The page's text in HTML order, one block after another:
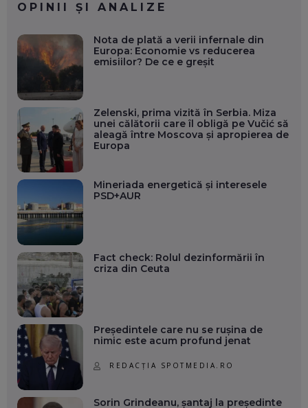
OPINII ȘI ANALIZE
Nota de plată a verii infernale din
Europa: Economie vs reducerea
emisiilor? De ce e greșit
Zelenski, prima vizită în Serbia. Miza
unei călătorii care îl obligă pe Vučić să
aleagă între Moscova și apropierea de
Europa
Mineriada energetică și interesele
PSD+AUR
Fact check: Rolul dezinformării în
criza din Ceuta
Președintele care nu se rușina de
nimic este acum profund jenat
REDACȚIA SPOTMEDIA.RO
Sorin Grindeanu, șantaj la președinte